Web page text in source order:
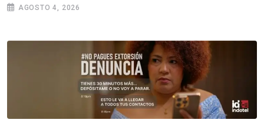
AGOSTO 4, 2026